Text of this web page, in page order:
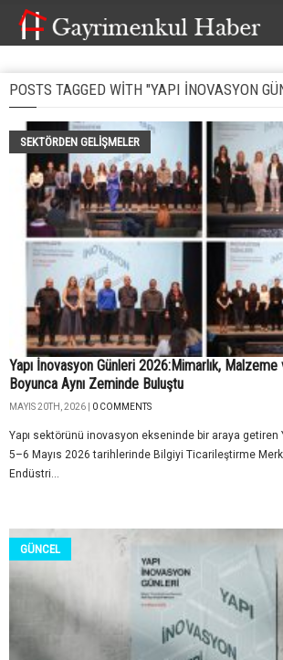
POSTS TAGGED WITH "YAPI İNOVASYON
SEKTÖRDEN GELIŞMELER
Yapı İnovasyon Günleri 2026:Mimarlık,
Boyunca Aynı Zeminde Buluştu
MAYIS 20TH, 2026 | 0 COMMENTS
Yapı sektörünü inovasyon ekseninde bir araya getiren
5–6 Mayıs 2026 tarihlerinde Bilgiyi Ticarileştirme
Endüstri...
GÜNCEL